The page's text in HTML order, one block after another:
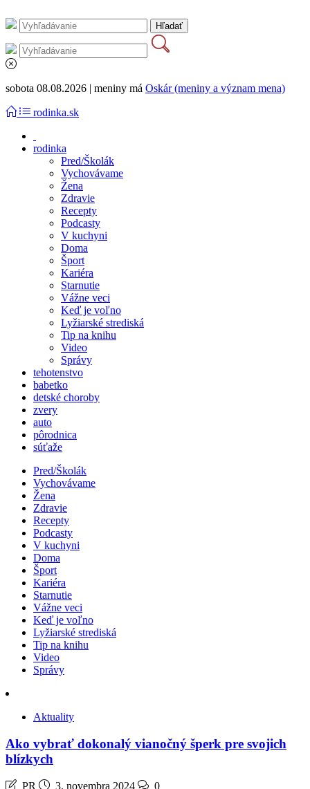
sobota 08.08.2026 | meniny má Oskár (meniny a význam mena)
rodinka.sk
rodinka
Pred/Školák
Vychovávame
Žena
Zdravie
Recepty
Podcasty
V kuchyni
Doma
Šport
Kariéra
Starnutie
Vážne veci
Keď je voľno
Lyžiarské strediská
Tip na knihu
Video
Správy
tehotenstvo
babetko
detské choroby
zvery
auto
pôrodnica
súťaže
Pred/Školák
Vychovávame
Žena
Zdravie
Recepty
Podcasty
V kuchyni
Doma
Šport
Kariéra
Starnutie
Vážne veci
Keď je voľno
Lyžiarské strediská
Tip na knihu
Video
Správy
Aktuality
Ako vybrať dokonalý vianočný šperk pre svojich
blízkych
PR 3. novembra 2024
0